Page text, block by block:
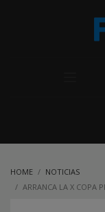
HOME
NOTICIAS
ARRANCA LA X COPA